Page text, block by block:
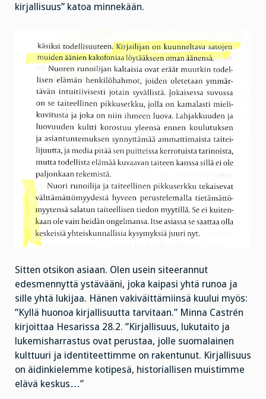
kirjallisuus” katoa minnekään.
Sitten otsikon asiaan. Olen usein siteerannut
edesmennyttä ystävääni, joka kaipasi yhtä runoa ja
sille yhtä lukijaa. Hänen vakiväittämiinsä kuului myös:
”Kyllä huonoa kirjallisuutta tarvitaan.” Minna Castrén
kirjoittaa Hesarissa 28.2. ”Kirjallisuus, lukutaito ja
lukemisharrastus ovat perustaa, jolle suomalainen
kulttuuri ja identiteettimme on rakentunut. Kirjallisuus
on äidinkielemme kotipesä, historiallisen muistimme
elävä keskus…”